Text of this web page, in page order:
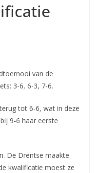
van de
3-6, 6-3, 7-6.
tot 6-6, wat in deze
9-6 haar eerste
De Drentse maakte
kwalificatie moest ze